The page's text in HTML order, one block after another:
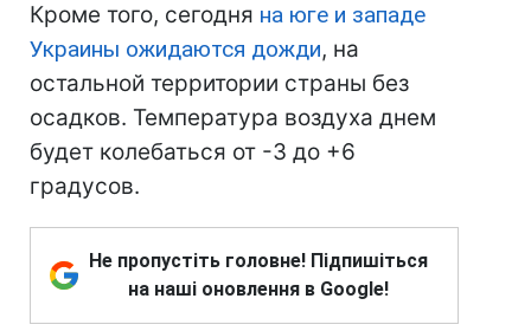
Кроме того, сегодня на юге и западе
Украины ожидаются дожди, на
остальной территории страны без
осадков. Температура воздуха днем
будет колебаться от -3 до +6
градусов.
Не пропустіть головне! Підпишіться
на наші оновлення в Google!